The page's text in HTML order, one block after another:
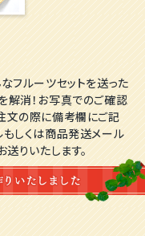
フルーツセットを送った
解消！お写真でのご確認
文の際に備考欄にご記
もしくは商品発送メール
りいたします。